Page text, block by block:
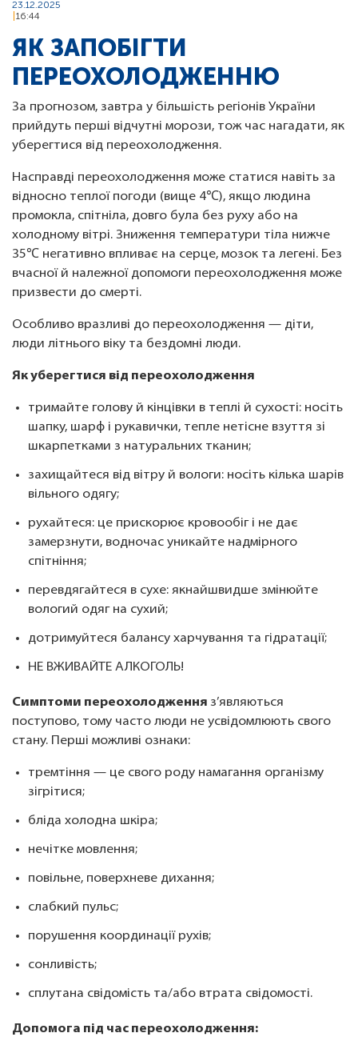
23.12.2025
16:44
ЯК ЗАПОБІГТИ
ПЕРЕОХОЛОДЖЕННЮ
За прогнозом, завтра у більшість регіонів України
прийдуть перші відчутні морози, тож час нагадати, як
уберегтися від переохолодження.
Насправді переохолодження може статися навіть за
відносно теплої погоди (вище 4℃), якщо людина
промокла, спітніла, довго була без руху або на
холодному вітрі. Зниження температури тіла нижче
35℃ негативно впливає на серце, мозок та легені. Без
вчасної й належної допомоги переохолодження може
призвести до смерті.
Особливо вразливі до переохолодження — діти,
люди літнього віку та бездомні люди.
Як уберегтися від переохолодження
тримайте голову й кінцівки в теплі й сухості: носіть
шапку, шарф і рукавички, тепле нетісне взуття зі
шкарпетками з натуральних тканин;
захищайтеся від вітру й вологи: носіть кілька шарів
вільного одягу;
рухайтеся: це прискорює кровообіг і не дає
замерзнути, водночас уникайте надмірного
спітніння;
перевдягайтеся в сухе: якнайшвидше змінюйте
вологий одяг на сухий;
дотримуйтеся балансу харчування та гідратації;
НЕ ВЖИВАЙТЕ АЛКОГОЛЬ!
Симптоми переохолодження з’являються
поступово, тому часто люди не усвідомлюють свого
стану. Перші можливі ознаки:
тремтіння — це свого роду намагання організму
зігрітися;
бліда холодна шкіра;
нечітке мовлення;
повільне, поверхневе дихання;
слабкий пульс;
порушення координації рухів;
сонливість;
сплутана свідомість та/або втрата свідомості.
Допомога під час переохолодження: